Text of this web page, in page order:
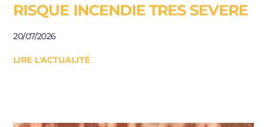
RISQUE INCENDIE TRES SEVERE
LIRE L'ACTUALITÉ
20/07/2026